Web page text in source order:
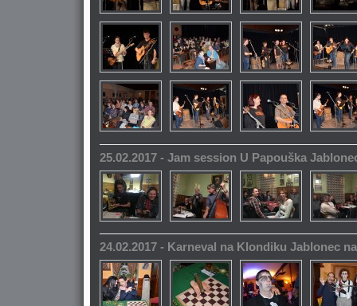
25.02.2017 - Jam session U Papouška
24.02.2017 - Karneval na Klondiku Jablonec